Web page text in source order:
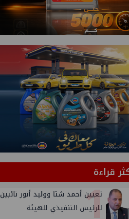
قراءة
تعيين أحمد شتا ووليد أنور نائبين
للرئيس التنفيذي للهيئة